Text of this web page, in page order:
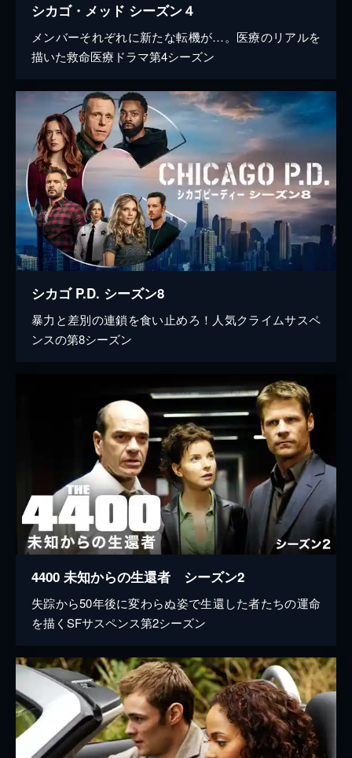
シカゴ・メッド シーズン４
メンバーそれぞれに新たな転機が…。医療のリアルを
描いた救命医療ドラマ第4シーズン
シカゴ P.D. シーズン8
暴力と差別の連鎖を食い止めろ！人気クライムサスペ
ンスの第8シーズン
4400 未知からの生還者 シーズン2
失踪から50年後に変わらぬ姿で生還した者たちの運命
を描くSFサスペンス第2シーズン